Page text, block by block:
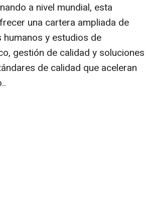
a nivel mundial, esta
una cartera ampliada de
y estudios de
gestión de calidad y soluciones
de calidad que aceleran